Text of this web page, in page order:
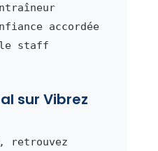
accordée
le staff
sur Vibrez
retrouvez